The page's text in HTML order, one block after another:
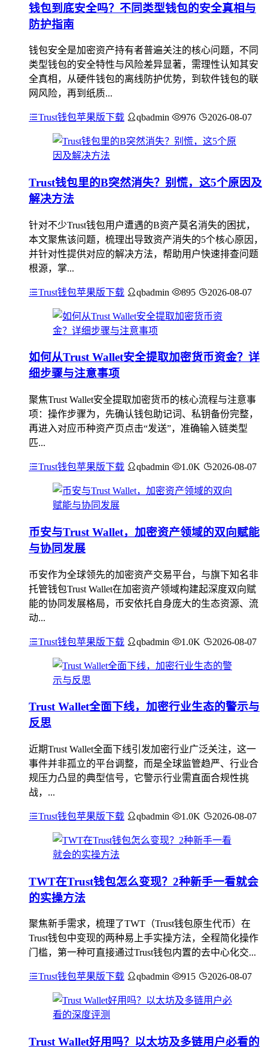
钱包到底安全吗？不同类型钱包的安全真相与
防护指南
钱包安全是加密资产持有者普遍关注的核心问题，不同
类型钱包的安全特性与风险差异显著，需理性认知其安
全真相，从硬件钱包的离线防护优势，到软件钱包的联
网风险，再到纸质...
Trust钱包苹果版下载 qbadmin 976 2026-08-07
Trust钱包里的B突然消失？别慌，这5个原因及
解决方法
针对不少Trust钱包用户遭遇的B资产莫名消失的困扰，
本文聚焦该问题，梳理出导致资产消失的5个核心原因，
并针对性提供对应的解决方法，帮助用户快速排查问题
根源，掌...
Trust钱包苹果版下载 qbadmin 895 2026-08-07
如何从Trust Wallet安全提取加密货币资金？详
细步骤与注意事项
聚焦Trust Wallet安全提取加密货币的核心流程与注意事
项：操作步骤为，先确认钱包助记词、私钥备份完整，
再进入对应币种资产页点击“发送”，准确输入链类型
匹...
Trust钱包苹果版下载 qbadmin 1.0K 2026-08-07
币安与Trust Wallet，加密资产领域的双向赋能
与协同发展
币安作为全球领先的加密资产交易平台，与旗下知名非
托管钱包Trust Wallet在加密资产领域构建起深度双向赋
能的协同发展格局，币安依托自身庞大的生态资源、流
动...
Trust钱包苹果版下载 qbadmin 1.0K 2026-08-07
Trust Wallet全面下线，加密行业生态的警示与
反思
近期Trust Wallet全面下线引发加密行业广泛关注，这一
事件并非孤立的平台调整，而是全球监管趋严、行业合
规压力凸显的典型信号，它警示行业需直面合规性挑
战，...
Trust钱包苹果版下载 qbadmin 1.0K 2026-08-07
TWT在Trust钱包怎么变现？2种新手一看就会
的实操方法
聚焦新手需求，梳理了TWT（Trust钱包原生代币）在
Trust钱包中变现的两种易上手实操方法，全程简化操作
门槛，第一种可直接通过Trust钱包内置的去中心化交...
Trust钱包苹果版下载 qbadmin 915 2026-08-07
Trust Wallet好用吗？以太坊及多链用户必看的